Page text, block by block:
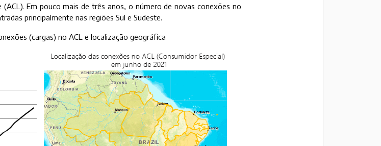
Em pouco mais de três anos, o número de novas conexões no
principalmente nas regiões Sul e Sudeste.
(cargas) no ACL e localização geográfica